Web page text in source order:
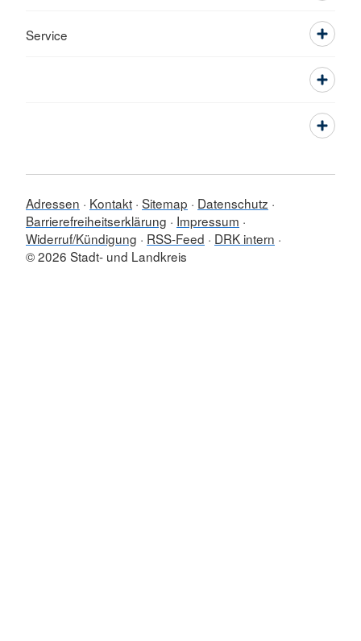
Service
Adressen Kontakt Sitemap
Datenschutz
Barrierefreiheitserklärung
Impressum
Widerruf/Kündigung
RSS-Feed
DRK intern
© 2026 Stadt- und Landkreis